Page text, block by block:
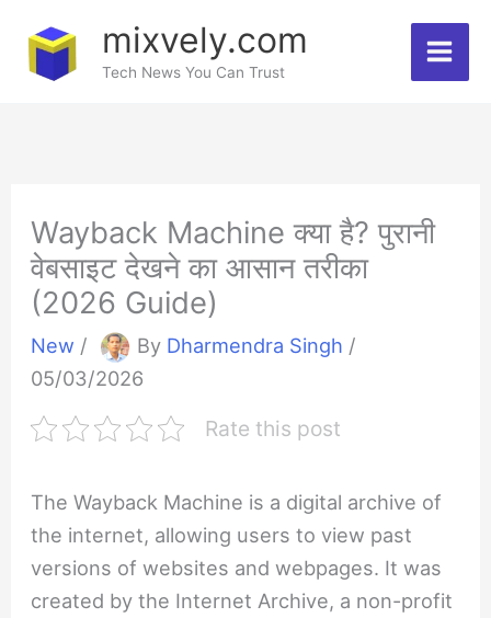
content
mixvely.com
Tech News You Can Trust
Wayback Machine क्या है? पुरानी
वेबसाइट देखने का आसान तरीका
(2026 Guide)
New / By Dharmendra Singh /
05/03/2026
Rate this post
The Wayback Machine is a digital archive of
the internet, allowing users to view past
versions of websites and webpages. It was
created by the Internet Archive, a non-profit